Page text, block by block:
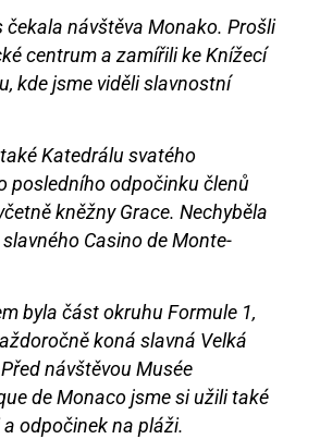
čekala návštěva Monako. Prošli
centrum a zamířili ke Knížecí
kde jsme viděli slavnostní
Katedrálu svatého
posledního odpočinku členů
kněžny Grace. Nechyběla
Casino de Monte-
byla část okruhu Formule 1,
koná slavná Velká
návštěvou Musée
de Monaco jsme si užili také
odpočinek na pláži.